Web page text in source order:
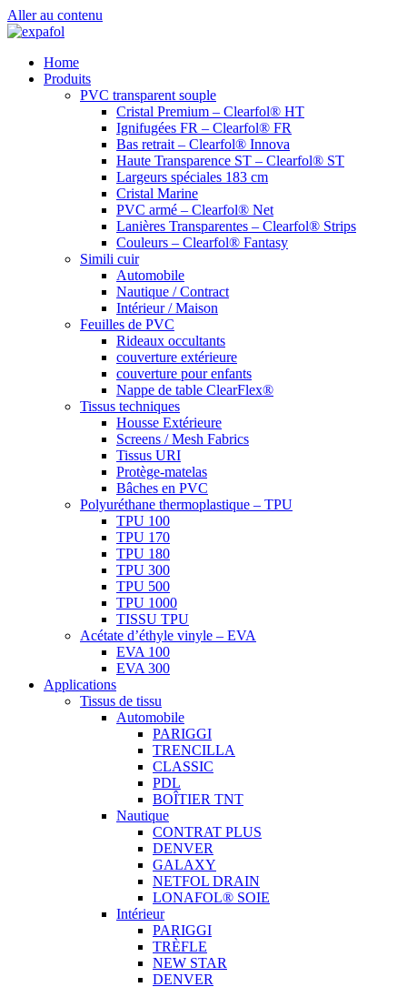
Aller au contenu
Home
Produits
PVC transparent souple
Cristal Premium – Clearfol® HT
Ignifugées FR – Clearfol® FR
Bas retrait – Clearfol® Innova
Haute Transparence ST – Clearfol® ST
Largeurs spéciales 183 cm
Cristal Marine
PVC armé – Clearfol® Net
Lanières Transparentes – Clearfol® Strips
Couleurs – Clearfol® Fantasy
Simili cuir
Automobile
Nautique / Contract
Intérieur / Maison
Feuilles de PVC
Rideaux occultants
couverture extérieure
couverture pour enfants
Nappe de table ClearFlex®
Tissus techniques
Housse Extérieure
Screens / Mesh Fabrics
Tissus URI
Protège-matelas
Bâches en PVC
Polyuréthane thermoplastique – TPU
TPU 100
TPU 170
TPU 180
TPU 300
TPU 500
TPU 1000
TISSU TPU
Acétate d’éthyle vinyle – EVA
EVA 100
EVA 300
Applications
Tissus de tissu
Automobile
PARIGGI
TRENCILLA
CLASSIC
PDL
BOÎTIER TNT
Nautique
CONTRAT PLUS
DENVER
GALAXY
NETFOL DRAIN
LONAFOL® SOIE
Intérieur
PARIGGI
TRÈFLE
NEW STAR
DENVER